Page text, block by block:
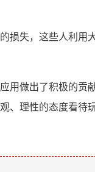
损失，这些人利用
用做出了积极的贡
、理性的态度看待